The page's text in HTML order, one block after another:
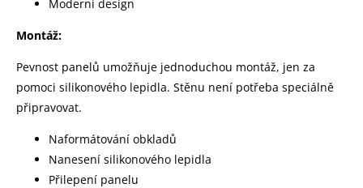
Moderní design
Montáž:
Pevnost panelů umožňuje jednoduchou montáž, jen za
pomoci silikonového lepidla. Stěnu není potřeba speciálně
připravovat.
Naformátování obkladů
Nanesení silikonového lepidla
Přilepení panelu